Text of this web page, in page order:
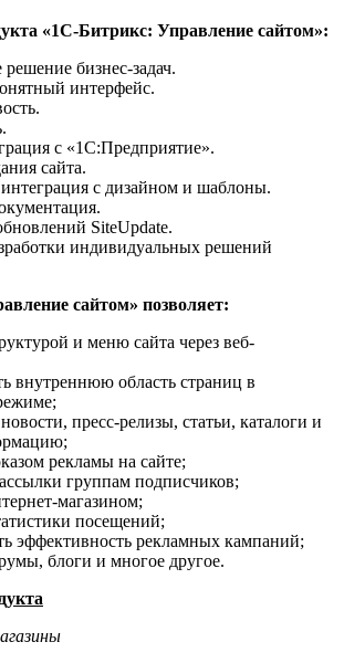
«1С-Битрикс: Управление сайтом»:
бизнес-задач.
интерфейс.
с «1С:Предприятие».
сайта.
с дизайном и шаблоны.
SiteUpdate.
индивидуальных решений
сайтом» позволяет:
и меню сайта через веб-
внутреннюю область страниц в
пресс-релизы, статьи, каталоги и
рекламы на сайте;
группам подписчиков;
магазином;
посещений;
эффективность рекламных кампаний;
блоги и многое другое.